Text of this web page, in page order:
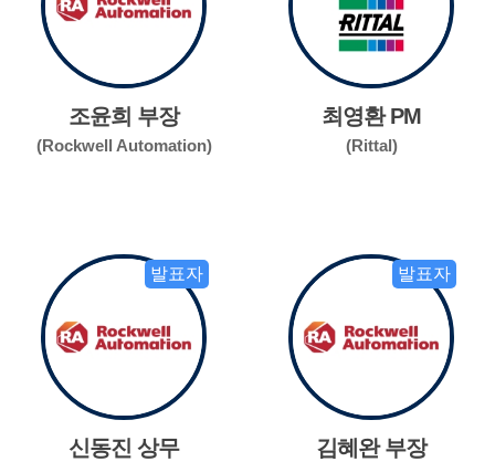
조윤희 부장
(Rockwell Automation)
최영환 PM
(Rittal)
발표자
신동진 상무
발표자
김혜완 부장